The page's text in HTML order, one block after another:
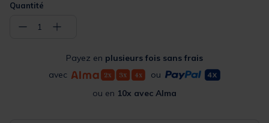
Quantité
− 1 +
Payez en plusieurs fois sans frais
avec
ou
ou en 10x avec Alma